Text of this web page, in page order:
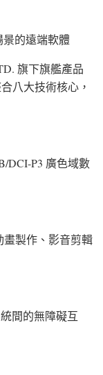
的遠端軟體
旗下旗艦產品
八大技術核心，
DCI-P3 廣色域數
畫製作、影音剪輯
間的無障礙互